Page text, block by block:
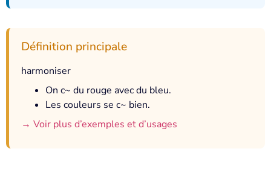
Définition principale
harmoniser
On c~ du rouge avec du bleu.
Les couleurs se c~ bien.
→ Voir plus d’exemples et d’usages